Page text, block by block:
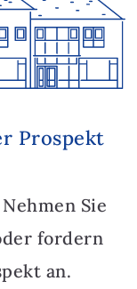
Prospekt
Sie
fordern
an.